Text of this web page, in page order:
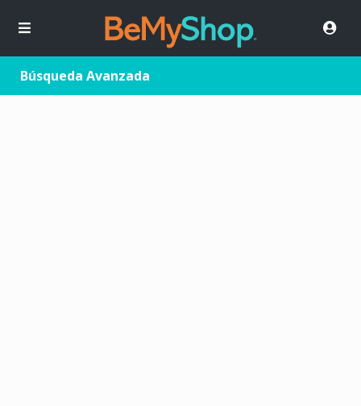
Búsqueda Avanzada